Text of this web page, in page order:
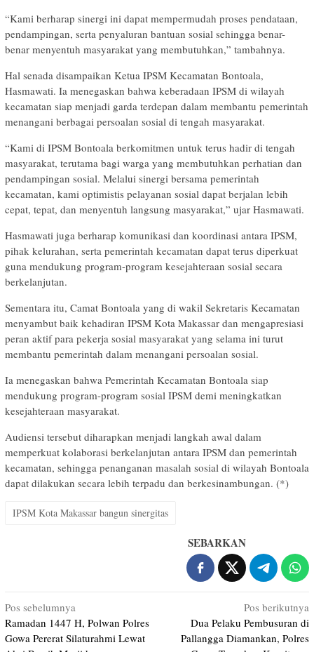
“Kami berharap sinergi ini dapat mempermudah proses pendataan,
pendampingan, serta penyaluran bantuan sosial sehingga benar-
benar menyentuh masyarakat yang membutuhkan,” tambahnya.
Hal senada disampaikan Ketua IPSM Kecamatan Bontoala,
Hasmawati. Ia menegaskan bahwa keberadaan IPSM di wilayah
kecamatan siap menjadi garda terdepan dalam membantu pemerintah
menangani berbagai persoalan sosial di tengah masyarakat.
“Kami di IPSM Bontoala berkomitmen untuk terus hadir di tengah
masyarakat, terutama bagi warga yang membutuhkan perhatian dan
pendampingan sosial. Melalui sinergi bersama pemerintah
kecamatan, kami optimistis pelayanan sosial dapat berjalan lebih
cepat, tepat, dan menyentuh langsung masyarakat,” ujar Hasmawati.
Hasmawati juga berharap komunikasi dan koordinasi antara IPSM,
pihak kelurahan, serta pemerintah kecamatan dapat terus diperkuat
guna mendukung program-program kesejahteraan sosial secara
berkelanjutan.
Sementara itu, Camat Bontoala yang di wakil Sekretaris Kecamatan
menyambut baik kehadiran IPSM Kota Makassar dan mengapresiasi
peran aktif para pekerja sosial masyarakat yang selama ini turut
membantu pemerintah dalam menangani persoalan sosial.
Ia menegaskan bahwa Pemerintah Kecamatan Bontoala siap
mendukung program-program sosial IPSM demi meningkatkan
kesejahteraan masyarakat.
Audiensi tersebut diharapkan menjadi langkah awal dalam
memperkuat kolaborasi berkelanjutan antara IPSM dan pemerintah
kecamatan, sehingga penanganan masalah sosial di wilayah Bontoala
dapat dilakukan secara lebih terpadu dan berkesinambungan. (*)
IPSM Kota Makassar bangun sinergitas
SEBARKAN
Navigasi
pos
Pos sebelumnya
Ramadan 1447 H, Polwan Polres
Gowa Pererat Silaturahmi Lewat
Pos berikutnya
Dua Pelaku Pembusuran di
Pallangga Diamankan, Polres